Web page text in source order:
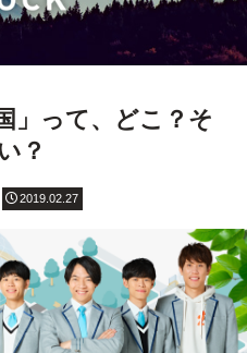
」って、どこ？そ
？
2019.02.27